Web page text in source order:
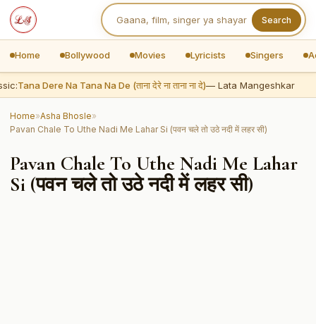
Search
Home Bollywood Movies Lyricists Singers
Tana Dere Na Tana Na De (ताना देरे ना ताना ना दे)— Lata Mangeshkar
Home»Asha Bhosle»
Pavan Chale To Uthe Nadi Me Lahar Si (पवन चले तो उठे नदी में लहर सी)
Pavan Chale To Uthe Nadi Me Lahar
Si (पवन चले तो उठे नदी में लहर सी)